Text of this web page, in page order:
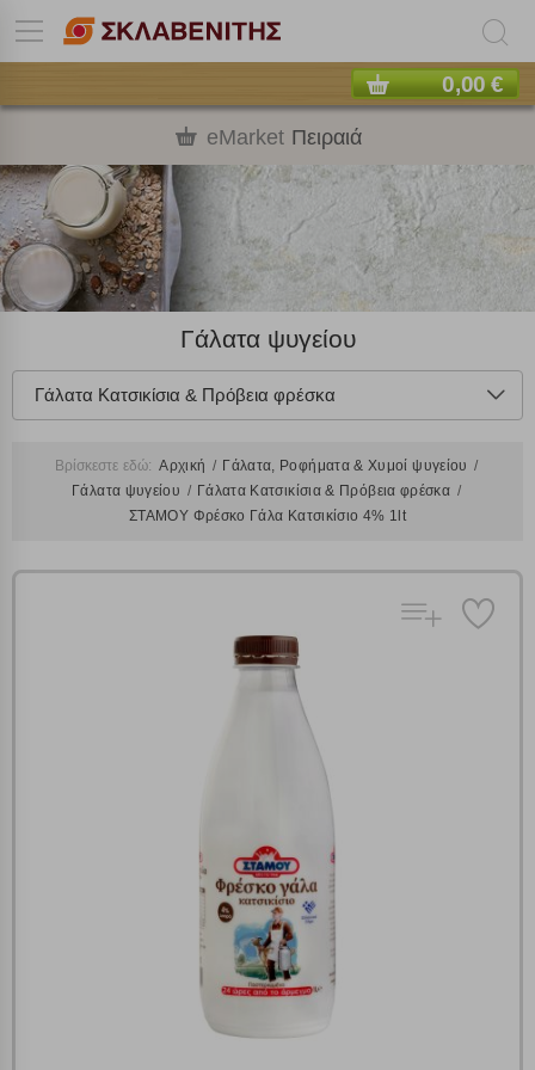
0,00 €
eMarket Πειραιά
Γάλατα ψυγείου
Γάλατα Kατσικίσια & Πρόβεια φρέσκα
Βρίσκεστε εδώ: Αρχική
Γάλατα, Ροφήματα & Χυμοί ψυγείου
Γάλατα ψυγείου
Γάλατα Kατσικίσια & Πρόβεια φρέσκα
ΣΤΑΜΟΥ Φρέσκο Γάλα Κατσικίσιο 4% 1lt